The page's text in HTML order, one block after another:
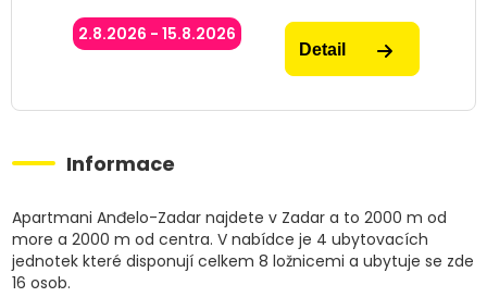
2.8.2026 - 15.8.2026
Detail
Informace
Apartmani Anđelo-Zadar najdete v Zadar a to 2000 m od
more a 2000 m od centra. V nabídce je 4 ubytovacích
jednotek které disponují celkem 8 ložnicemi a ubytuje se zde
16 osob.